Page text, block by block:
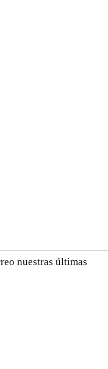
nuestras últimas